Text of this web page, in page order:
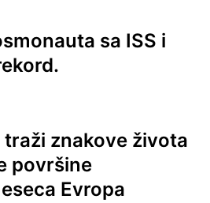
sa ISS i
traži znakove života
površine
Evropa